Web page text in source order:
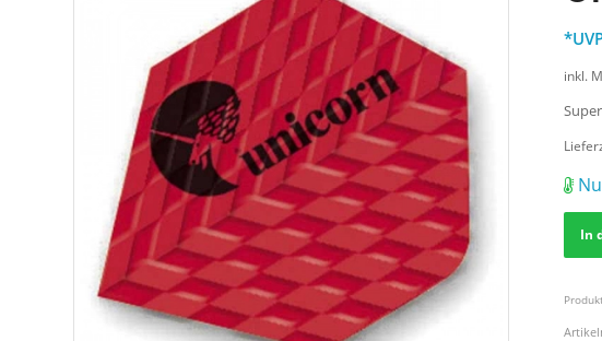
inkl.
In